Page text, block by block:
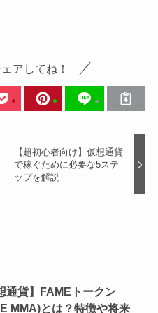
アしてね！
【超初心者向け】仮想通貨
で稼ぐために必要な5ステ
ップを解説
通貨】FAMEトークン
MMA)とは？特徴や将来